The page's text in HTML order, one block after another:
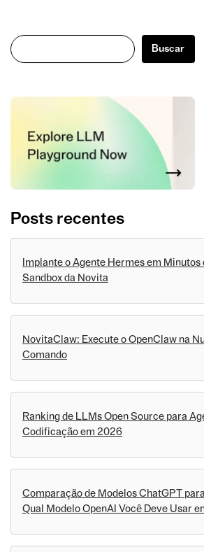
Buscar
Buscar
Posts recentes
Implante o Agente Hermes em Minutos
Sandbox da Novita
NovitaClaw: Execute o OpenClaw na
Comando
Ranking de LLMs Open Source para
Codificação em 2026
Comparação de Modelos ChatGPT
Qual Modelo OpenAI Você Deve Usar